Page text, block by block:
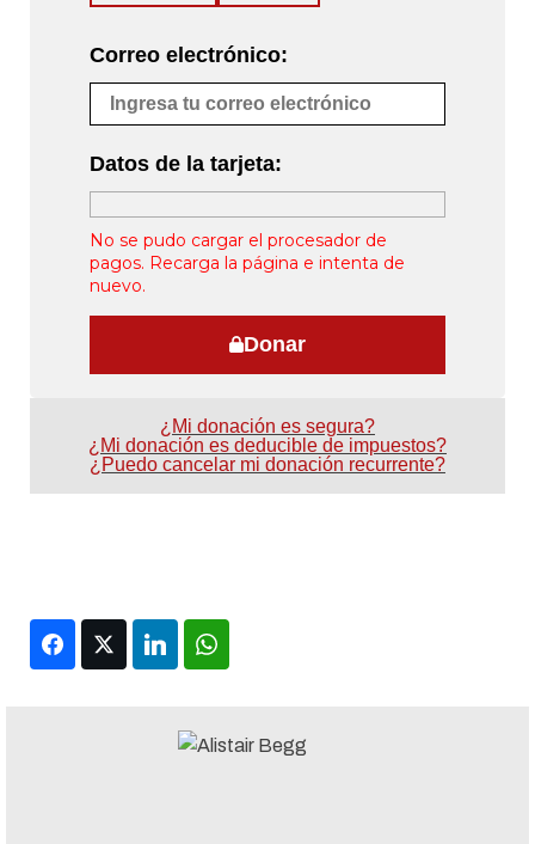
Correo electrónico:
Datos de la tarjeta:
No se pudo cargar el procesador de
pagos. Recarga la página e intenta de
nuevo.
Donar
¿Mi donación es segura?
¿Mi donación es deducible de impuestos?
¿Puedo cancelar mi donación recurrente?
FacebookTwitter LinkedIn